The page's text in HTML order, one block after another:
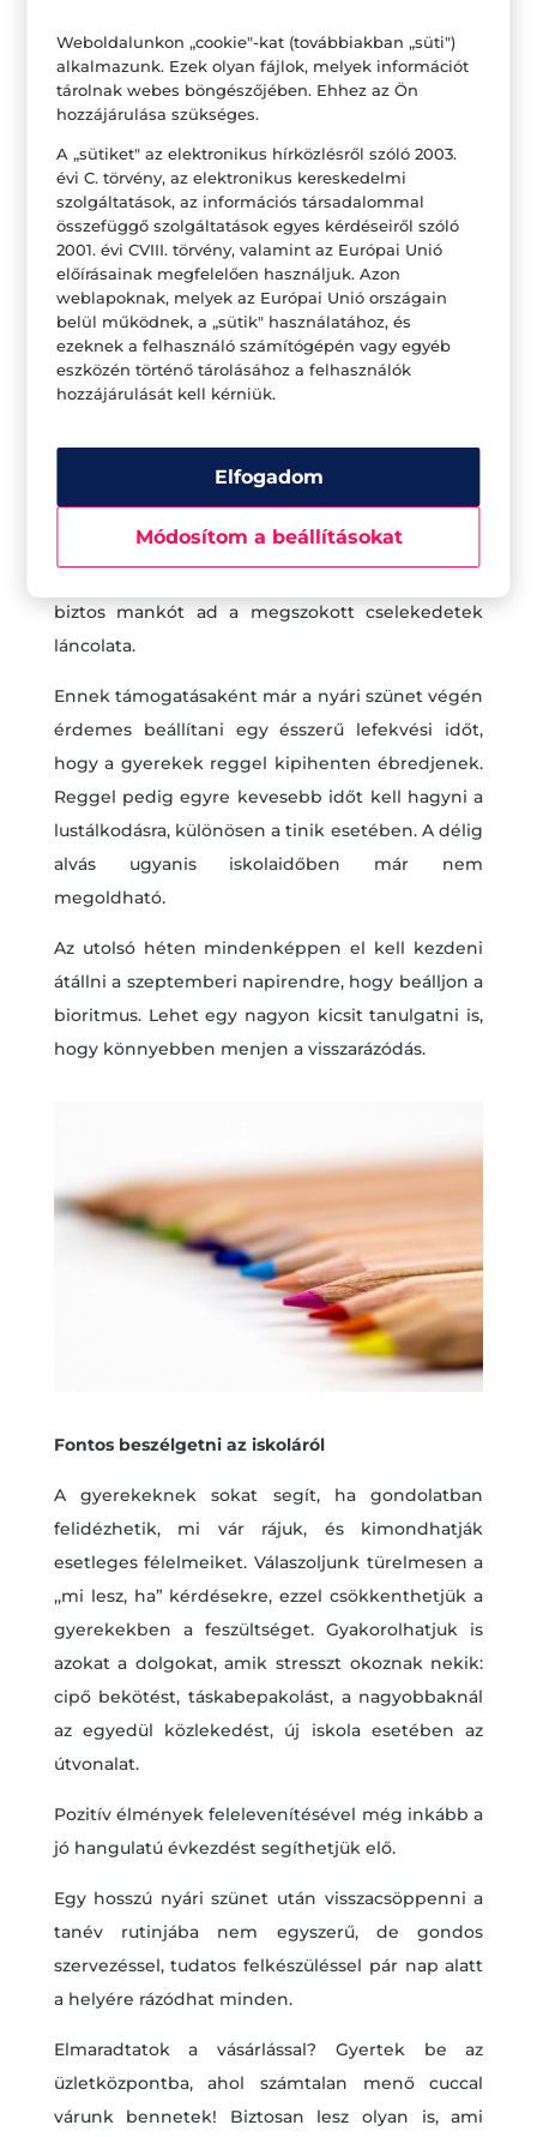
Reggeli rutinok bevezetése
A vásárláson túl fontos feladat az is, hogy a család,
de főleg a gyerekek reggeli rutinját időben
hozzáigazítsuk a szeptemberi évkezdéshez. Ez
fontos, hiszen egy jól kialakított, személyre
szabott szokásrendszerrel sok problémát
kiküszöbölhetünk: elkerülhetővé válik a
felesleges idegeskedés, rendezettebbé és
hatékonyabbá válnak a mindennapok. Ez
biztos mankót ad a megszokott cselekedetek
láncolata.
Ennek támogatásaként már a nyári szünet végén
érdemes beállítani egy ésszerű lefekvési időt,
hogy a gyerekek reggel kipihenten ébredjenek.
Reggel pedig egyre kevesebb időt kell hagyni a
lustálkodásra, különösen a tinik esetében. A délig
alvás ugyanis iskolaidőben már nem
megoldható.
Az utolsó héten mindenképpen el kell kezdeni
átállni a szeptemberi napirendre, hogy beálljon a
bioritmus. Lehet egy nagyon kicsit tanulgatni is,
hogy könnyebben menjen a visszarázódás.
Fontos beszélgetni az iskoláról
A gyerekeknek sokat segít, ha gondolatban
felidézhetik, mi vár rájuk, és kimondhatják
esetleges félelmeiket. Válaszoljunk türelmesen a
,,mi lesz, ha” kérdésekre, ezzel csökkenthetjük a
gyerekekben a feszültséget. Gyakorolhatjuk is
azokat a dolgokat, amik stresszt okoznak nekik:
cipő bekötést, táskabepakolást, a nagyobbaknál
az egyedül közlekedést, új iskola esetében az
útvonalat.
Pozitív élmények felelevenítésével még inkább a
jó hangulatú évkezdést segíthetjük elő.
Egy hosszú nyári szünet után visszacsöppenni a
tanév rutinjába nem egyszerű, de gondos
szervezéssel, tudatos felkészüléssel pár nap alatt
a helyére rázódhat minden.
Elmaradtatok a vásárlással? Gyertek be az
üzletközpontba, ahol számtalan menő cuccal
várunk bennetek! Biztosan lesz olyan is, ami
Weboldalunkon „cookie"-kat (továbbiakban „süti")
alkalmazunk. Ezek olyan fájlok, melyek információt
tárolnak webes böngészőjében. Ehhez az Ön
hozzájárulása szükséges.
A „sütiket" az elektronikus hírközlésről szóló 2003.
évi C. törvény, az elektronikus kereskedelmi
szolgáltatások, az információs társadalommal
összefüggő szolgáltatások egyes kérdéseiről szóló
2001. évi CVIII. törvény, valamint az Európai Unió
előírásainak megfelelően használjuk. Azon
weblapoknak, melyek az Európai Unió országain
belül működnek, a „sütik" használatához, és
ezeknek a felhasználó számítógépén vagy egyéb
eszközén történő tárolásához a felhasználók
hozzájárulását kell kérniük.
Elfogadom
Módosítom a beállításokat